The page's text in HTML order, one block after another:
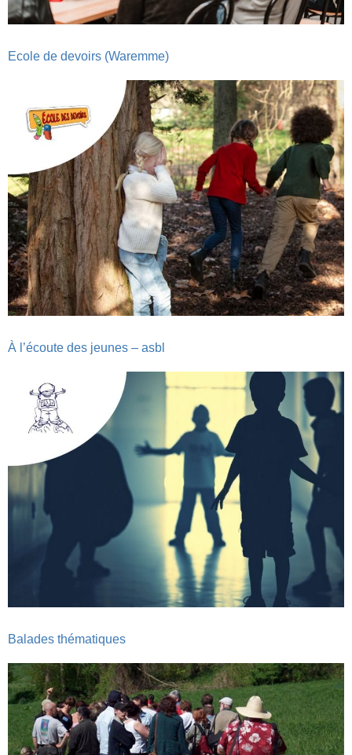
Ecole de devoirs (Waremme)
À l’écoute des jeunes – asbl
Balades thématiques